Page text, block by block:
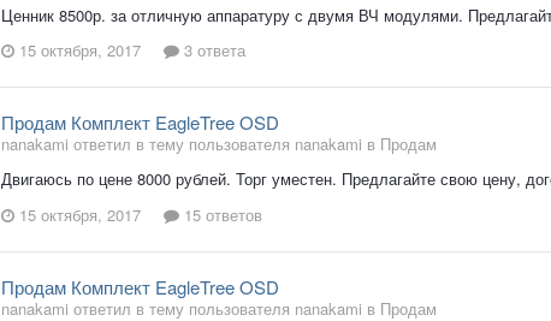
Ценник 8500р. за отличную аппаратуру с двумя ВЧ модулями.
15 октября, 2017
3 ответа
Продам Комплект EagleTree OSD
nanakami ответил в тему пользователя nanakami в Продам
Двигаюсь по цене 8000 рублей. Торг уместен. Предлагайте свою цену,
15 октября, 2017
15 ответов
Продам Комплект EagleTree OSD
nanakami ответил в тему пользователя nanakami в Продам